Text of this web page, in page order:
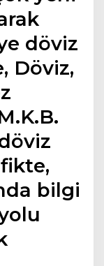
döviz
Döviz,
bilgi